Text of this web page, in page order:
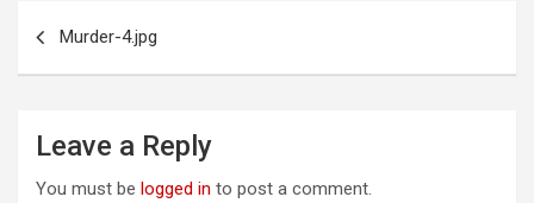
navigation
Murder-4.jpg
Leave a Reply
You must be logged in to post a comment.